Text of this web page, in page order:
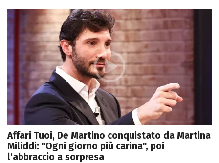
Affari Tuoi, De Martino conquistato da Martina
Miliddi: "Ogni giorno più carina", poi
l'abbraccio a sorpresa